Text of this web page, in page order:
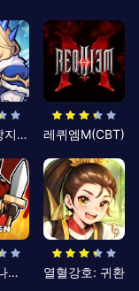
킹방치: 빵지의 제왕 레퀴엠M(CBT)
뮤: 포켓 나이츠 열혈강호: 귀환